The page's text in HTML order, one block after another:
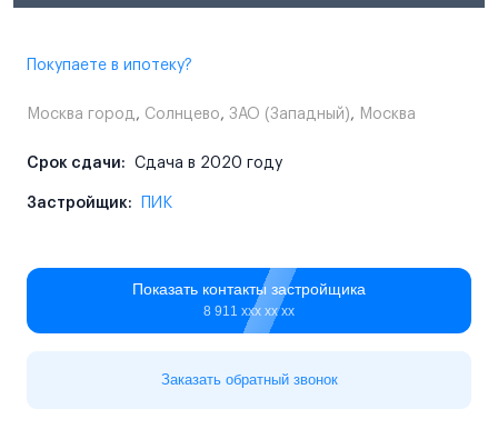
Покупаете в ипотеку?
Москва город , Солнцево, ЗАО (Западный), Москва
Срок сдачи: Сдача в 2020 году
Застройщик: ПИК
Показать контакты застройщика
8 911 ххх хх хх
Заказать обратный звонок